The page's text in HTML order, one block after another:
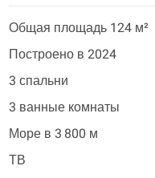
Общая площадь 124 м²
Построено в 2024
3 спальни
3 ванные комнаты
Море в 3 800 м
ТВ